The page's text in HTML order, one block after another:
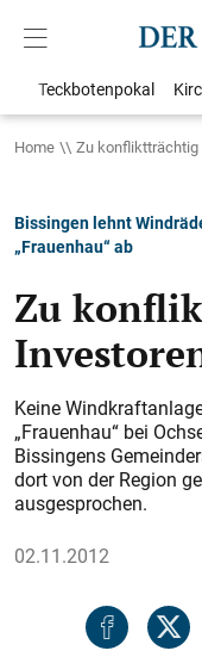
Teckbotenpokal
Home Zu
Bissingen lehnt
„Frauenhau“ ab
Zu
Keine
„Frauenhau“ bei
Bissingens
dort von der Region
ausgesprochen.
02.11.2012